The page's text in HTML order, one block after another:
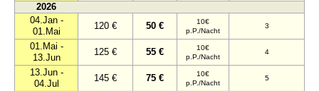
2026
04.Jan -
01.Mai
120 € 50 €
10€
p.P./Nacht
3
01.Mai -
13.Jun
125 € 55 €
10€
p.P./Nacht
4
13.Jun -
04.Jul
145 € 75 €
10€
p.P./Nacht
5